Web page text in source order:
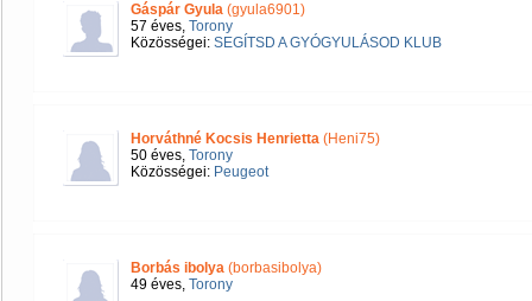
Gáspár Gyula (gyula6901)
57 éves, Torony
Közösségei: SEGÍTSD A GYÓGYULÁSOD KLUB
Horváthné Kocsis Henrietta (Heni75)
50 éves, Torony
Közösségei: Peugeot
Borbás ibolya (borbasibolya)
49 éves, Torony